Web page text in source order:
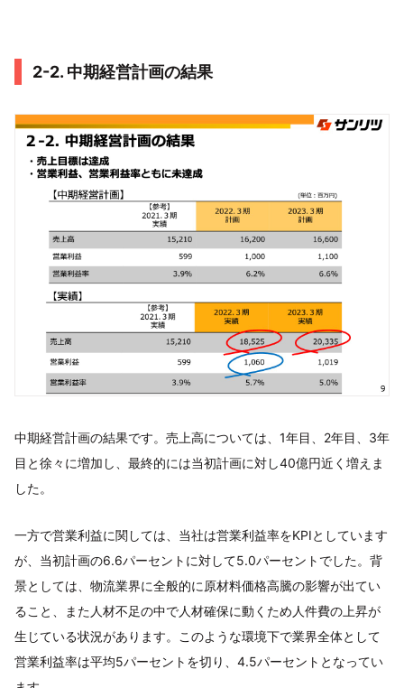
2-2. 中期経営計画の結果
中期経営計画の結果です。売上高については、1年目、2年目、3年
目と徐々に増加し、最終的には当初計画に対し40億円近く増えま
した。
一方で営業利益に関しては、当社は営業利益率をKPIとしています
が、当初計画の6.6パーセントに対して5.0パーセントでした。背
景としては、物流業界に全般的に原材料価格高騰の影響が出てい
ること、また人材不足の中で人材確保に動くため人件費の上昇が
生じている状況があります。このような環境下で業界全体として
営業利益率は平均5パーセントを切り、4.5パーセントとなってい